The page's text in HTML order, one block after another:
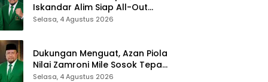
Iskandar Alim Siap All-Out
Menangkan Zamroni Mile di
Selasa, 4 Agustus 2026
Dukungan Menguat, Azan Piola
Nilai Zamroni Mile Sosok Tepat
Teruskan Pembangunan Bone
Selasa, 4 Agustus 2026